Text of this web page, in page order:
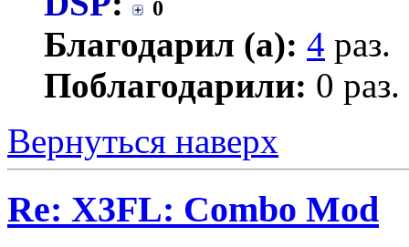
0
Благодарил (а): 4 раз.
Поблагодарили: 0 раз.
Вернуться наверх
Re: X3FL: Combo Mod